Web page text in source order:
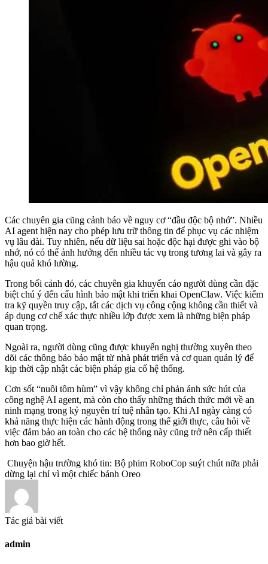
Các chuyên gia cũng cảnh báo về nguy cơ “đầu độc bộ nhớ”. Nhiều
AI agent hiện nay cho phép lưu trữ thông tin để phục vụ các nhiệm
vụ lâu dài. Tuy nhiên, nếu dữ liệu sai hoặc độc hại được ghi vào bộ
nhớ, nó có thể ảnh hưởng đến nhiều tác vụ trong tương lai và gây ra
hậu quả khó lường.
Trong bối cảnh đó, các chuyên gia khuyến cáo người dùng cần đặc
biệt chú ý đến cấu hình bảo mật khi triển khai OpenClaw. Việc kiểm
tra kỹ quyền truy cập, tắt các dịch vụ công cộng không cần thiết và
áp dụng cơ chế xác thực nhiều lớp được xem là những biện pháp
quan trọng.
Ngoài ra, người dùng cũng được khuyến nghị thường xuyên theo
dõi các thông báo bảo mật từ nhà phát triển và cơ quan quản lý để
kịp thời cập nhật các biện pháp gia cố hệ thống.
Cơn sốt “nuôi tôm hùm” vì vậy không chỉ phản ánh sức hút của
công nghệ AI agent, mà còn cho thấy những thách thức mới về an
ninh mạng trong kỷ nguyên trí tuệ nhân tạo. Khi AI ngày càng có
khả năng thực hiện các hành động trong thế giới thực, câu hỏi về
việc đảm bảo an toàn cho các hệ thống này cũng trở nên cấp thiết
hơn bao giờ hết.
Chuyện hậu trường khó tin: Bộ phim RoboCop suýt chút nữa phải
dừng lại chỉ vì một chiếc bánh Oreo
Tác giả bài viết
admin